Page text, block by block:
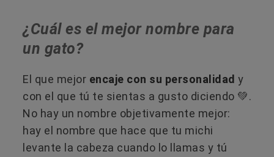
¿Cuál es el mejor nombre para
un gato?
El que mejor encaje con su personalidad y
con el que tú te sientas a gusto diciendo 💚.
No hay un nombre objetivamente mejor:
hay el nombre que hace que tu michi
levante la cabeza cuando lo llamas y tú